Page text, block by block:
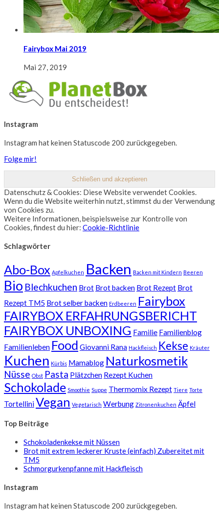
Fairybox Mai 2019
Mai 27, 2019
Instagram
Instagram hat keinen Statuscode 200 zurückgegeben.
Folge mir!
Datenschutz & Cookies: Diese Website verwendet Cookies.
Wenn du die Website weiterhin nutzt, stimmst du der Verwendung
von Cookies zu.
Weitere Informationen, beispielsweise zur Kontrolle von
Cookies, findest du hier: Cookie-Richtlinie
Schlagwörter
Abo-Box Apfelkuchen Backen Backen mit Kindern Beeren
Bio Blechkuchen Brot Brot backen Brot Rezept Brot
Rezept TM5 Brot selber backen Erdbeeren Fairybox
FAIRYBOX ERFAHRUNGSBERICHT
FAIRYBOX UNBOXING Familie Familienblog
Familienleben Food Giovanni Rana Hackfleisch Kekse Kräuter
Kuchen Kürbis Mamablog Naturkosmetik
Nüsse Obst Pasta Plätzchen Rezept Kuchen
Schokolade Smoothie Suppe Thermomix Rezept Tiere Torte
TortelliniVegan Vegetarisch Werbung Zitronenkuchen Äpfel
Top Beiträge
Schokoladenkekse mit Nüssen
Brot mit extrem leckerer Kruste (einfach) Zubereitet mit
TM5
Schmorgurkenpfanne mit Hackfleisch
Instagram
Instagram hat keinen Statuscode 200 zurückgegeben.